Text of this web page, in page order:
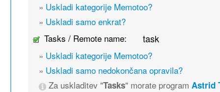
» Uskladi kategorije Memotoo?
» Uskladi samo enkrat?
Tasks / Remote name:
task
» Uskladi kategorije Memotoo?
» Uskladi samo nedokončana opravila?
Za uskladitev "Tasks" morate programAstrid